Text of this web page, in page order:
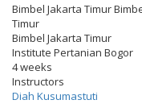
Bimbel Jakarta Timur
Timur
Bimbel Jakarta Timur
Institute Pertanian Bogor
4 weeks
Instructors
Diah Kusumastuti